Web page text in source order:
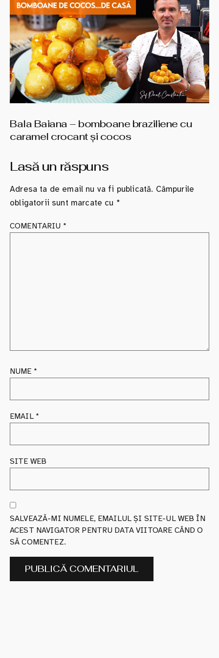
Bala Baiana – bomboane braziliene cu
caramel crocant şi cocos
Lasă un răspuns
Adresa ta de email nu va fi publicată. Câmpurile
obligatorii sunt marcate cu *
COMENTARIU *
NUME *
EMAIL *
SITE WEB
SALVEAZĂ-MI NUMELE, EMAILUL ȘI SITE-UL WEB ÎN
ACEST NAVIGATOR PENTRU DATA VIITOARE CÂND O
SĂ COMENTEZ.